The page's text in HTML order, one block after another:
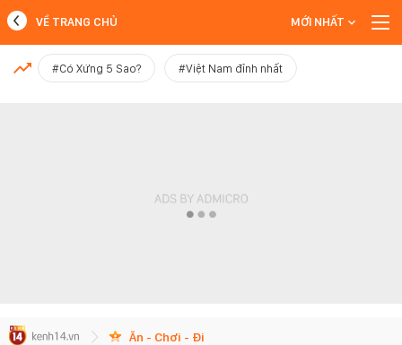
MỚI NHẤT
VỀ TRANG CHỦ MỚI NHẤT
#Có Xứng 5 Sao? #Việt Nam đỉnh nhất
Ăn - Chơi - Đi